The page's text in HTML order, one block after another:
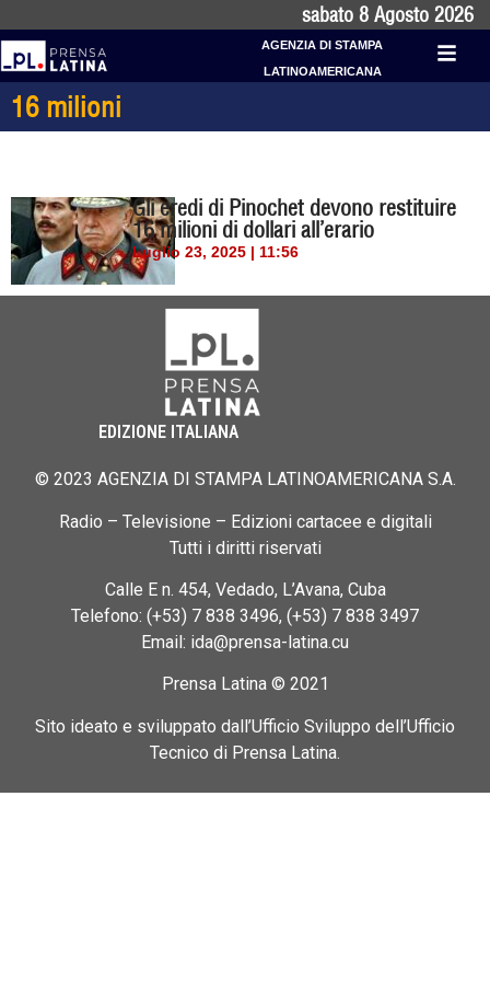
sabato 8 Agosto 2026
AGENZIA DI STAMPA
LATINOAMERICANA
16 milioni
Gli eredi di Pinochet devono restituire
16 milioni di dollari all’erario
Luglio 23, 2025 | 11:56
EDIZIONE ITALIANA
© 2023 AGENZIA DI STAMPA LATINOAMERICANA S.A.
Radio – Televisione – Edizioni cartacee e digitali
Tutti i diritti riservati
Calle E n. 454, Vedado, L’Avana, Cuba
Telefono: (+53) 7 838 3496, (+53) 7 838 3497
Email: ida@prensa-latina.cu
Prensa Latina © 2021
Sito ideato e sviluppato dall’Ufficio Sviluppo dell’Ufficio
Tecnico di Prensa Latina.